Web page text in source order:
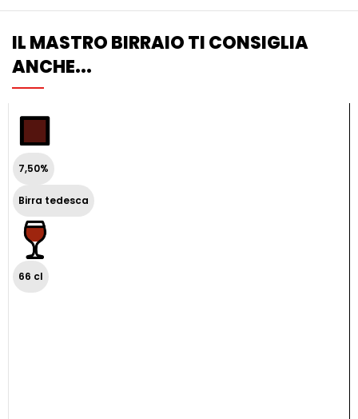
IL MASTRO BIRRAIO TI CONSIGLIA
ANCHE...
7,50%
Birra tedesca
66 cl